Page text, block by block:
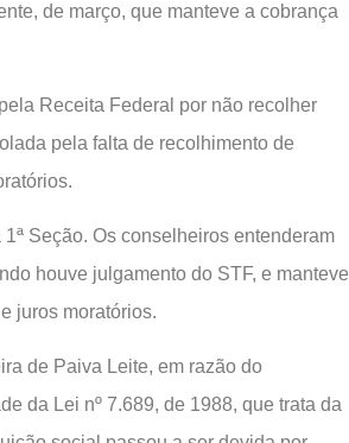
de março, que manteve a cobrança
Receita Federal por não recolher
pela falta de recolhimento de
Seção. Os conselheiros entenderam
houve julgamento do STF, e manteve
juros moratórios.
de Paiva Leite, em razão do
da Lei nº 7.689, de 1988, que trata da